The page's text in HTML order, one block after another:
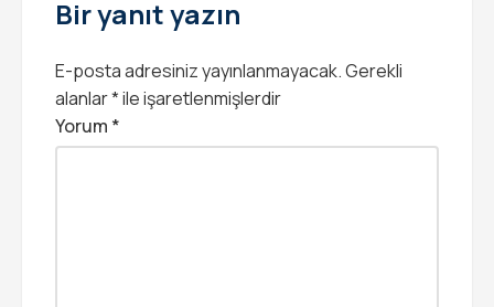
Bir yanıt yazın
E-posta adresiniz yayınlanmayacak.Gerekli
alanlar*ile işaretlenmişlerdir
Yorum *